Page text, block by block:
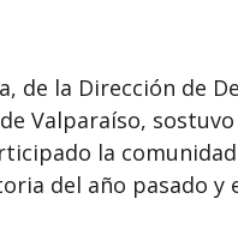
de la Dirección de
Valparaíso,
la
del año pasado y